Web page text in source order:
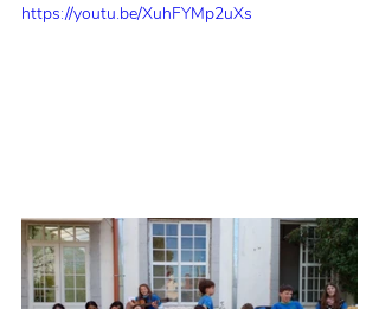
https://youtu.be/XuhFYMp2uXs